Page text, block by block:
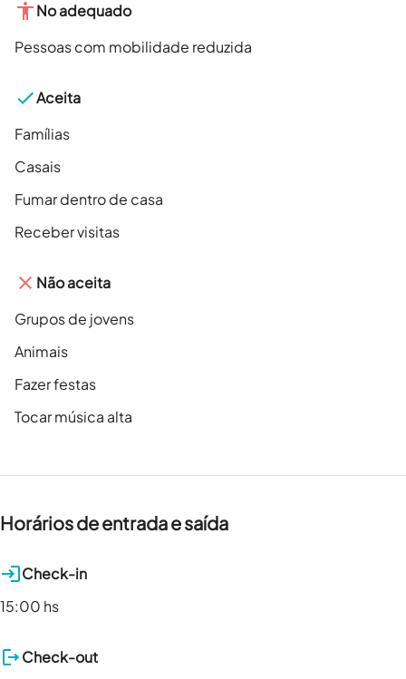
No adequado
Pessoas com mobilidade reduzida
Aceita
Famílias
Casais
Fumar dentro de casa
Receber visitas
Não aceita
Grupos de jovens
Animais
Fazer festas
Tocar música alta
Horários de entrada e saída
Check-in
15:00 hs
Check-out